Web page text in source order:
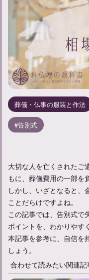
葬儀・仏事の服装と作法
告別式
大切な人を亡くされたご
もに、葬儀費用の一部を
しかし、いざとなると、
ことだらけですよね。
この記事では、告別式で
ポイントを、わかりやす
本記事を参考に、自信を
しょう。
合わせて読みたい関連記